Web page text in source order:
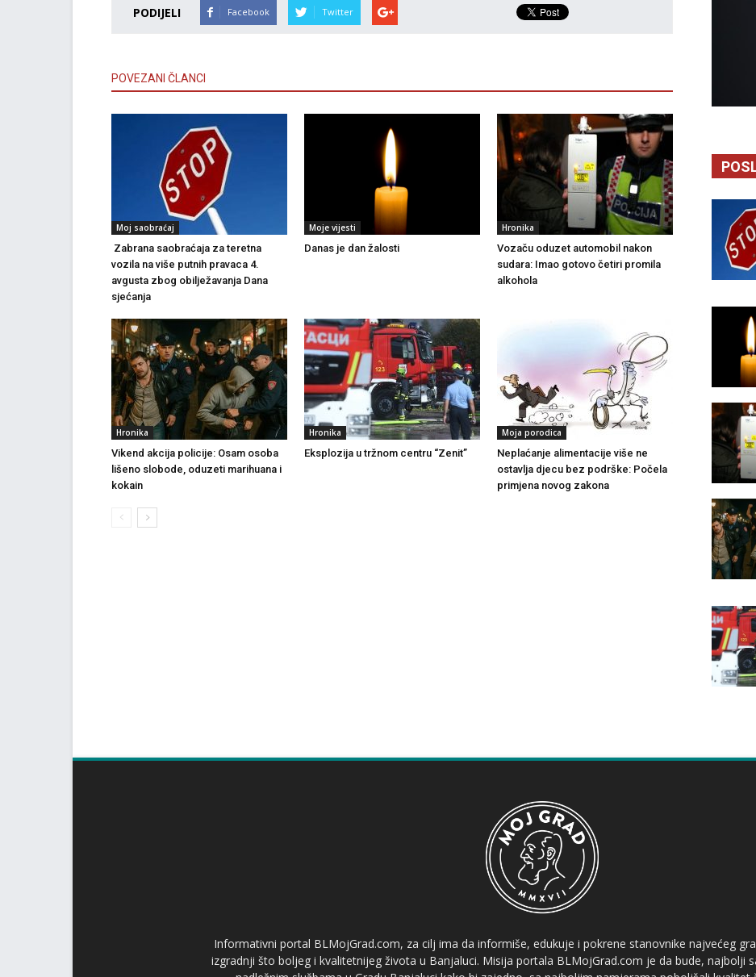
PODIJELI Facebook Twitter
POVEZANI ČLANCI
Moj saobraćaj
Zabrana saobraćaja za teretna
vozila na više putnih pravaca 4.
avgusta zbog obilježavanja Dana
sjećanja
Moje vijesti
Danas je dan žalosti
Hronika
Vozaču oduzet automobil nakon
sudara: Imao gotovo četiri promila
alkohola
Hronika
Vikend akcija policije: Osam osoba
lišeno slobode, oduzeti marihuana i
kokain
Hronika
Eksplozija u tržnom centru “Zenit”
Moja porodica
Neplaćanje alimentacije više ne
ostavlja djecu bez podrške: Počela
primjena novog zakona
Informativni portal BLMojGrad.com, za cilj ima da informiše, edukuje i pokrene stanovnike najvećeg
izgradnji što boljeg i kvalitetnijeg života u Banjaluci. Misija portala BLMojGrad.com je da bude, najbolji